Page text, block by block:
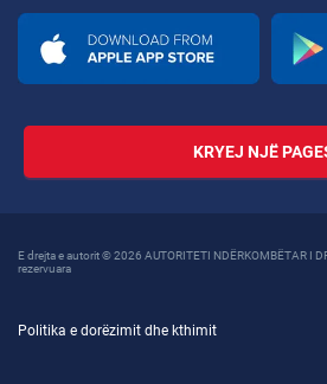
KRYEJ NJË
E drejta e autorit © 2026 AUTORITETI NDËRKOMBËTAR I
rezervuara
Politika e dorëzimit dhe kthimit